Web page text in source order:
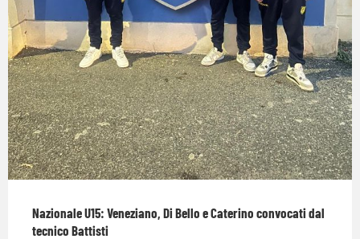
Nazionale U15: Veneziano, Di Bello e Caterino convocati dal
tecnico Battisti